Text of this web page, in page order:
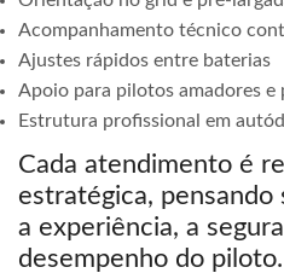
Acompanhamento técnico
Ajustes rápidos entre baterias
Apoio para pilotos amadores e
Estrutura profissional em
Cada atendimento é
estratégica,
a experiência, a
desempenho do piloto.